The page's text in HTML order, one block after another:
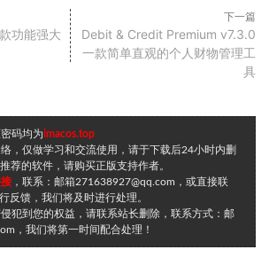
功能强大
下一篇
Debit & Credit Premium v7.3.0
一款简单直观的个人财物管理工
具
码均为imacos.top
，仅做学习和交流使用，请于下载后24小时内删
荐的软件，请购买正版支持作者。
，联系：邮箱271638927@qq.com，或直接联
反馈，我们将及时进行处理。
犯到您的权益，请联系站长删除，联系方式：邮
，我们将第一时间配合处理！